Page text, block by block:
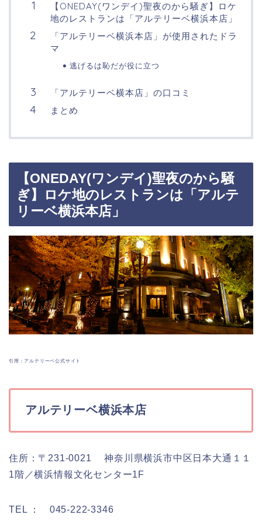
【ONEDAY(ワンデイ)聖夜のから騒ぎ】ロケ
地のレストランは「アルテリーベ横浜本店」
「アルテリーベ横浜本店」が使用されたドラ
マ
逃げるは恥だが役に立つ
「アルテリーベ横本店」の口コミ
まとめ
【ONEDAY(ワンデイ)聖夜のから騒
ぎ】ロケ地のレストランは「アルテ
リーベ横浜本店」
引用：アルテリーベ公式サイト
アルテリーベ横浜本店
住所：〒231-0021 神奈川県横浜市中区日本大通１１
1階／横浜情報文化センター1F
TEL ： 045-222-3346